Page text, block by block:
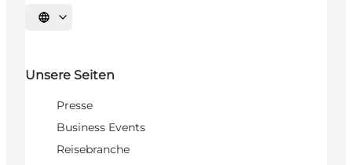
Sprache auswählen
Unsere Seiten
Presse
Business Events
Reisebranche